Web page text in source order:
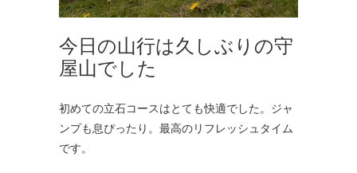
今日の山行は久しぶりの守
屋山でした
初めての立石コースはとても快適でした。ジャ
ンプも息ぴったり。最高のリフレッシュタイム
です。